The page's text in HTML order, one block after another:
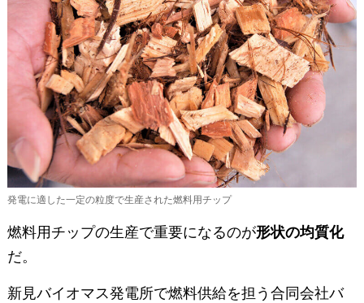
発電に適した一定の粒度で生産された燃料用チップ
燃料用チップの生産で重要になるのが形状の均質化
だ。
新見バイオマス発電所で燃料供給を担う合同会社バ